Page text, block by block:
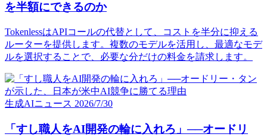
を半額にできるのか
TokenlessはAPIコールの代替として、コストを半分に抑える
ルーターを提供します。複数のモデルを活用し、最適なモデ
ルを選択することで、必要な分だけの料金を請求します。
生成AIニュース 2026/7/30
「すし職人をAI開発の輪に入れろ」──オードリ